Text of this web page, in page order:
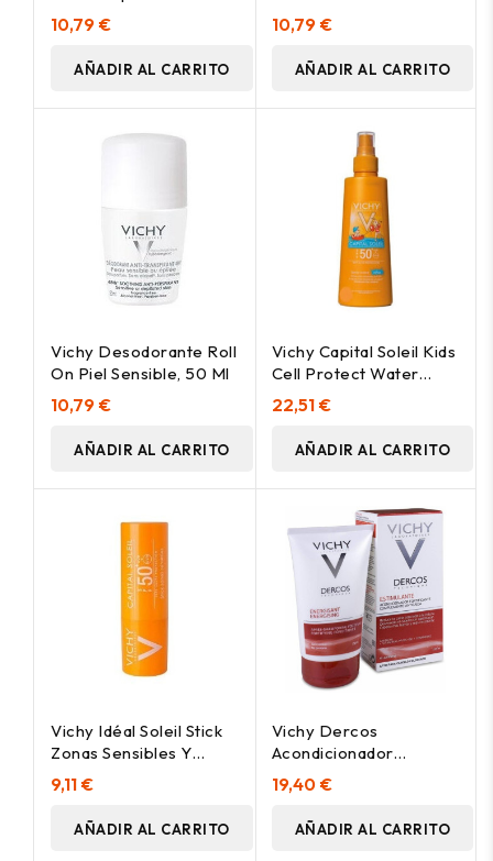
Eficacia 48 H Roll-On,
50 Ml
10,79 €
AÑADIR AL CARRITO
Antitranspirante
Control Extremo 72H
Roll-On 50Ml
10,79 €
AÑADIR AL CARRITO
Vichy Desodorante Roll
On Piel Sensible, 50 Ml
10,79 €
AÑADIR AL CARRITO
Vichy Capital Soleil Kids
Cell Protect Water
Fluid Spray Spf50+
200Ml
22,51 €
AÑADIR AL CARRITO
Vichy Idéal Soleil Stick
Zonas Sensibles Y
Labios Spf 50+, 9 G
9,11 €
AÑADIR AL CARRITO
Vichy Dercos
Acondicionador
Estimulante Anticaída
150Ml
19,40 €
AÑADIR AL CARRITO